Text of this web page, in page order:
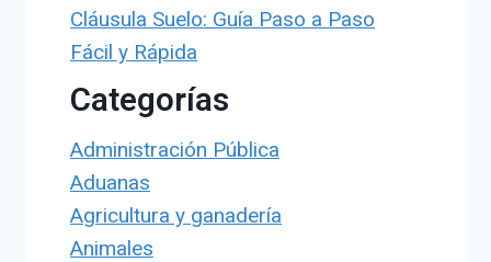
Cláusula Suelo: Guía Paso a Paso
Fácil y Rápida
Categorías
Administración Pública
Aduanas
Agricultura y ganadería
Animales